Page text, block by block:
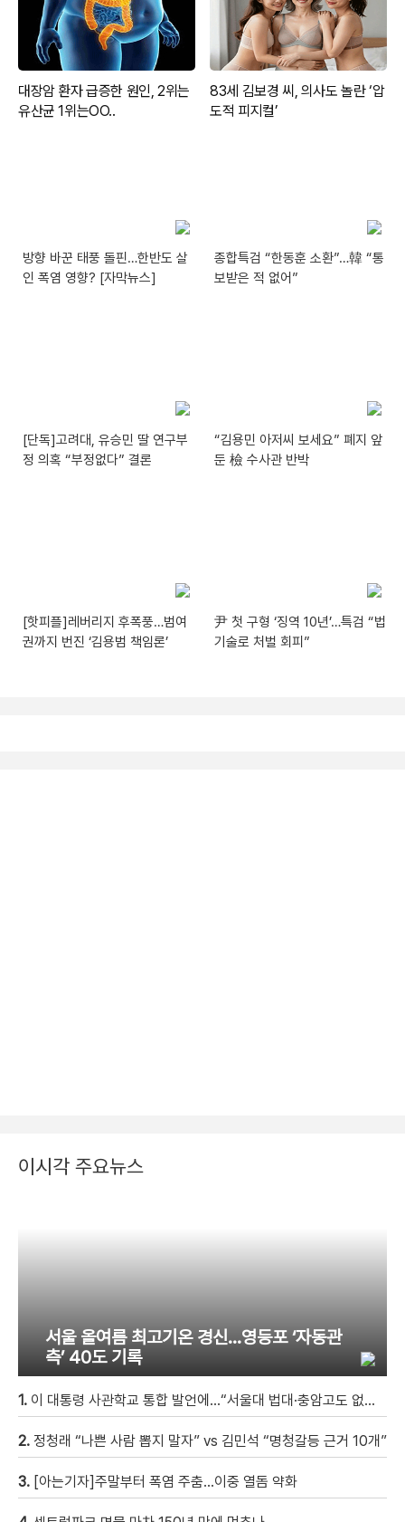
방향 바꾼 태풍 돌핀…한반도 살
인 폭염 영향? [자막뉴스]
종합특검 “한동훈 소환”…韓 “통
보받은 적 없어”
[단독]고려대, 유승민 딸 연구부
정 의혹 “부정없다” 결론
“김용민 아저씨 보세요” 폐지 앞
둔 檢 수사관 반박
[핫피플]레버리지 후폭풍…범여
권까지 번진 ‘김용범 책임론’
尹 첫 구형 ‘징역 10년’…특검 “법
기술로 처벌 회피”
이시각 주요뉴스
서울 올여름 최고기온 경신…영등포 ‘자동관
측’ 40도 기록
1. 이 대통령 사관학교 통합 발언에…“서울대 법대·충암고도 없애나”
2. 정청래 “나쁜 사람 뽑지 말자” vs 김민석 “명청갈등 근거 10개”
3. [아는기자]주말부터 폭염 주춤…이중 열돔 약화